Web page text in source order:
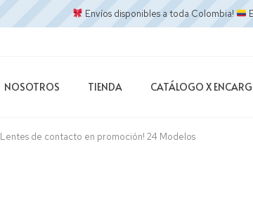
Envíos disponibles a toda Colombia!
NOSOTROS TIENDA CATÁLOGO X
Lentes de contacto en promoción! 24 Modelos